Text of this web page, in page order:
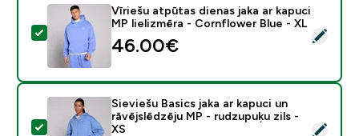
Atlasīt šo produktu - Vīriešu atpūtas dienas jaka ar
Vīriešu atpūtas dienas jaka ar kapuci
MP lielizmēra - Cornflower Blue - XL
46.00€‎
Atlasīt šo produktu - Sieviešu Basics jaka ar kapuci
Sieviešu Basics jaka ar kapuci un
rāvējslēdzēju MP - rudzupuķu zils -
XS